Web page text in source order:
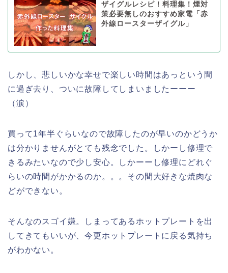
ザイグルレシピ！料理集！煙対
策必要無しのおすすめ家電「赤
外線ロースターザイグル」
しかし、悲しいかな幸せで楽しい時間はあっという間
に過ぎ去り、ついに故障してしまいましたーーー
（涙）
買って1年半ぐらいなので故障したのが早いのかどうか
は分かりませんがとても残念でした。しかーし修理で
きるみたいなので少し安心。しかーーし修理にどれぐ
らいの時間がかかるのか。。。その間大好きな焼肉な
どができない。
そんなのスゴイ嫌。しまってあるホットプレートを出
してきてもいいが、今更ホットプレートに戻る気持ち
がわかない。